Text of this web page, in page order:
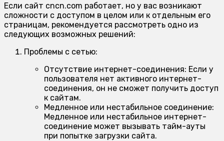
Если сайт cncn.com работает, но у вас возникают
сложности с доступом в целом или к отдельным его
страницам, рекомендуется рассмотреть одно из
следующих возможных решений:
Проблемы с сетью:
Отсутствие интернет-соединения: Если у
пользователя нет активного интернет-
соединения, он не сможет получить доступ
к сайтам.
Медленное или нестабильное соединение:
Медленное или нестабильное интернет-
соединение может вызывать тайм-ауты
при попытке загрузки сайта.